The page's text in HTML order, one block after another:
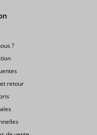
?
retour